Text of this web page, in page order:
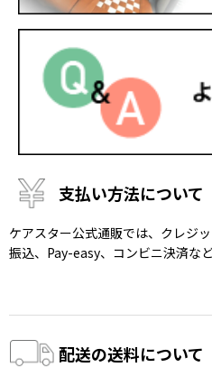
支払い方法について
ケアスター公式通販では、クレジ
振込、Pay-easy、コンビニ決済な
配送の送料について